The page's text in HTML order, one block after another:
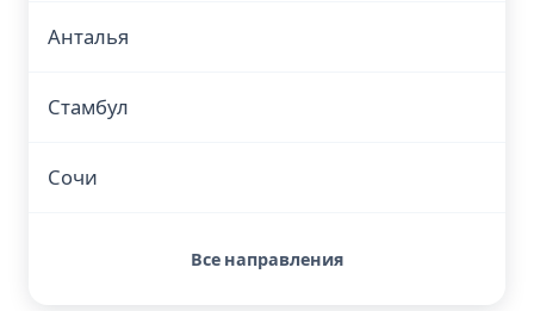
Анталья
Стамбул
Сочи
Все направления